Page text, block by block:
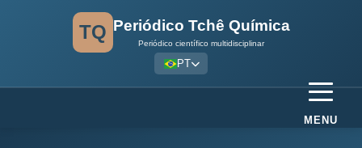
TQ Periódico Tchê Química
Periódico científico multidisciplinar
PT
MENU